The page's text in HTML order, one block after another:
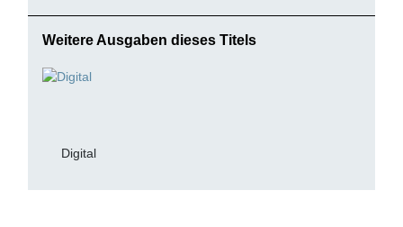
Weitere Ausgaben dieses Titels
Digital